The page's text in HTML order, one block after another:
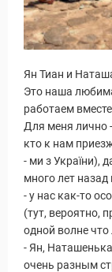
Ян Тиан и
Это наша
работаем
Для меня лично
кто к нам
- ми з України),
много лет
- у нас как-то
(тут, вероятно,
одной волне что
- Ян,
очень разным